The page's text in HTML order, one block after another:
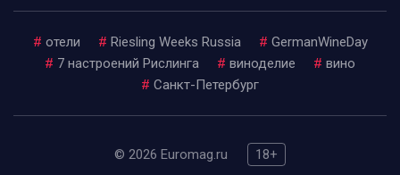
# отели # Riesling Weeks Russia # GermanWineDay
# 7 настроений Рислинга # виноделие # вино
# Санкт-Петербург
© 2026 Euromag.ru
18+